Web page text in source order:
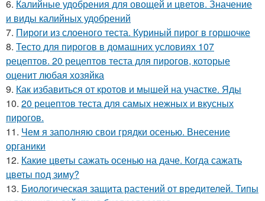
6. Калийные удобрения для овощей и цветов. Значение
и виды калийных удобрений
7. Пироги из слоеного теста. Куриный пирог в горшочке
8. Тесто для пирогов в домашних условиях 107
рецептов. 20 рецептов теста для пирогов, которые
оценит любая хозяйка
9. Как избавиться от кротов и мышей на участке. Яды
10. 20 рецептов теста для самых нежных и вкусных
пирогов.
11. Чем я заполняю свои грядки осенью. Внесение
органики
12. Какие цветы сажать осенью на даче. Когда сажать
цветы под зиму?
13. Биологическая защита растений от вредителей. Типы